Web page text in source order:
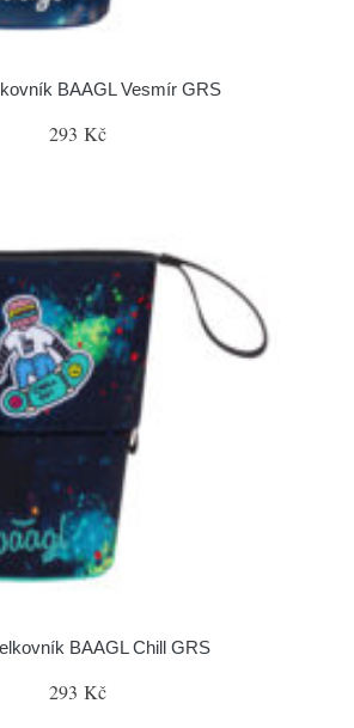
BAAGL Vesmír GRS
293 Kč
BAAGL Chill GRS
293 Kč